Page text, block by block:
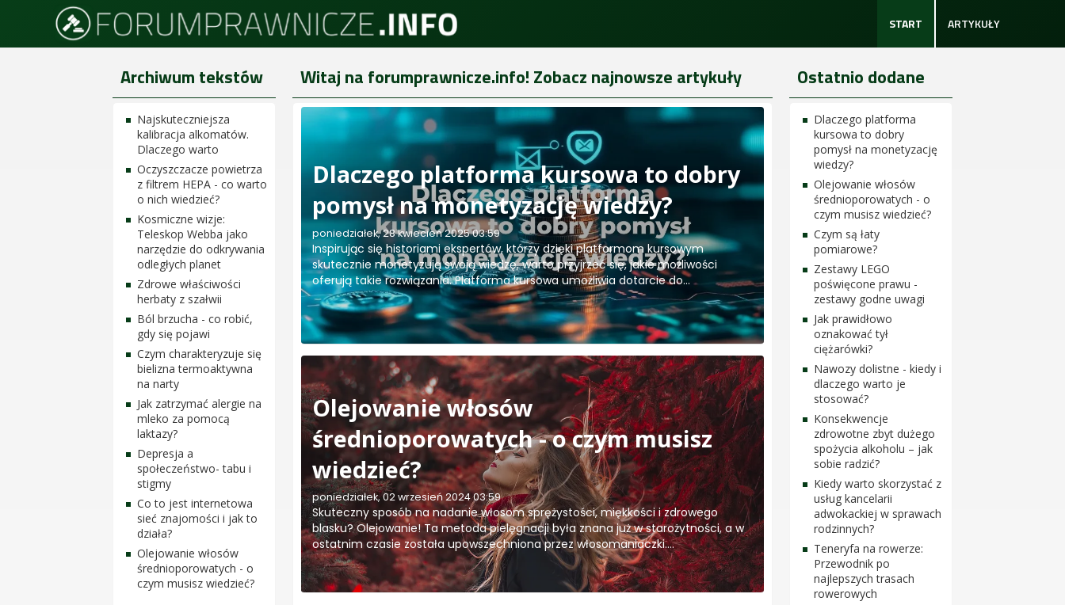
START ARTYKUŁY
Archiwum tekstów
Najskuteczniejsza
kalibracja alkomatów.
Dlaczego warto
Oczyszczacze powietrza
z filtrem HEPA - co warto
o nich wiedzieć?
Kosmiczne wizje:
Teleskop Webba jako
narzędzie do odkrywania
odległych planet
Zdrowe właściwości
herbaty z szałwii
Ból brzucha - co robić,
gdy się pojawi
Czym charakteryzuje się
bielizna termoaktywna
na narty
Jak zatrzymać alergie na
mleko za pomocą
laktazy?
Depresja a
społeczeństwo- tabu i
stigmy
Co to jest internetowa
sieć znajomości i jak to
działa?
Olejowanie włosów
średnioporowatych - o
czym musisz wiedzieć?
Witaj na forumprawnicze.info! Zobacz najnowsze artykuły
Dlaczego platforma kursowa to dobry
pomysł na monetyzację wiedzy?
poniedziałek, 28 kwiecień 2025 03:59
Inspirując się historiami ekspertów, którzy dzięki platformom kursowym
skutecznie monetyzują swoją wiedzę, warto przyjrzeć się, jakie możliwości
oferują takie rozwiązania. Platforma kursowa umożliwia dotarcie do...
Olejowanie włosów
średnioporowatych - o czym musisz
wiedzieć?
poniedziałek, 02 wrzesień 2024 03:59
Skuteczny sposób na nadanie włosom sprężystości, miękkości i zdrowego
blasku? Olejowanie! Ta metoda pielęgnacji była znana już w starożytności, a w
ostatnim czasie została upowszechniona przez włosomaniaczki....
Ostatnio dodane
Dlaczego platforma
kursowa to dobry
pomysł na monetyzację
wiedzy?
Olejowanie włosów
średnioporowatych - o
czym musisz wiedzieć?
Czym są łaty
pomiarowe?
Zestawy LEGO
poświęcone prawu -
zestawy godne uwagi
Jak prawidłowo
oznakować tył
ciężarówki?
Nawozy dolistne - kiedy i
dlaczego warto je
stosować?
Konsekwencje
zdrowotne zbyt dużego
spożycia alkoholu – jak
sobie radzić?
Kiedy warto skorzystać z
usług kancelarii
adwokackiej w sprawach
rodzinnych?
Teneryfa na rowerze:
Przewodnik po
najlepszych trasach
rowerowych